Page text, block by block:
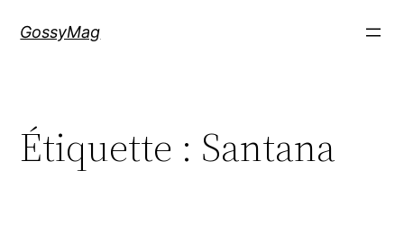
GossyMag
Étiquette : Santana